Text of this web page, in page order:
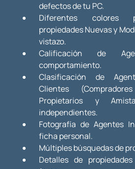
defectos de tu PC.
Diferentes colores
propiedades Nuevas y
vistazo.
Calificación de
comportamiento.
Clasificación de
Clientes
Propietarios y
independientes.
Fotografía de Agentes
ficha personal.
Múltiples búsquedas de
Detalles de